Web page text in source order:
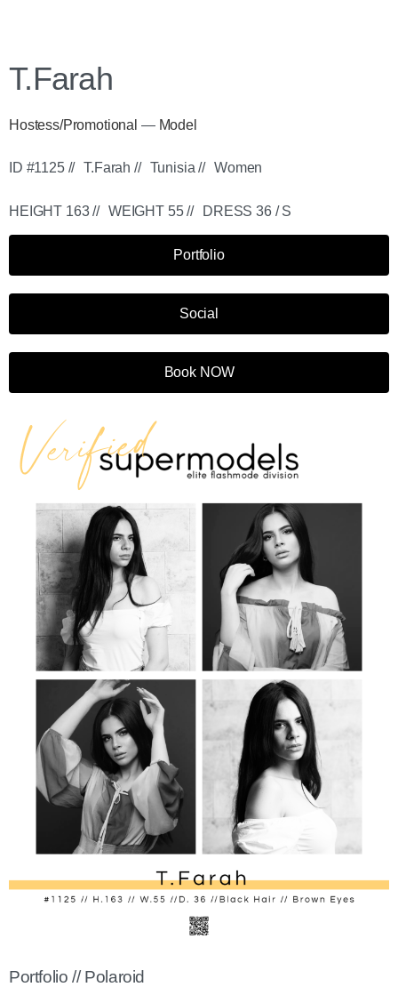
T.Farah
Hostess/Promotional — Model
ID #1125 // T.Farah // Tunisia // Women
HEIGHT 163 // WEIGHT 55 // DRESS 36 / S
Portfolio
Social
Book NOW
Portfolio // Polaroid